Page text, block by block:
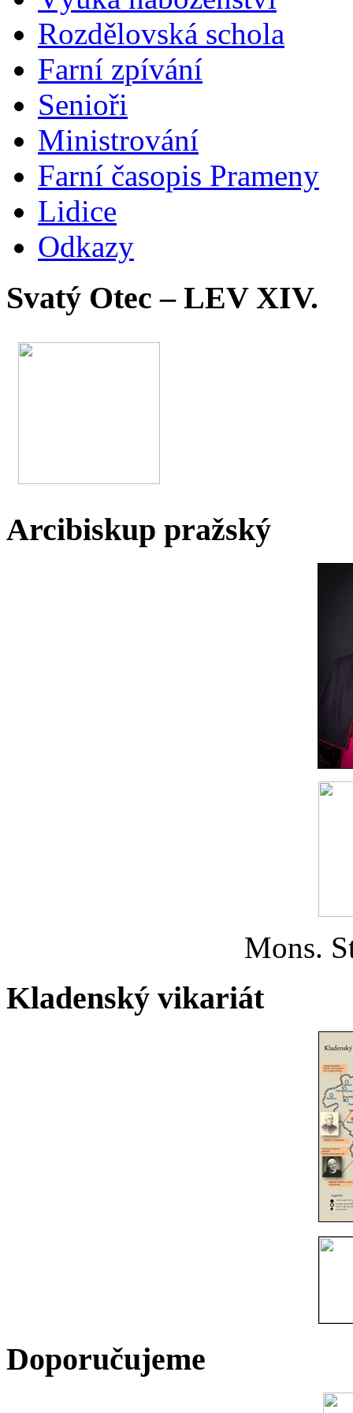
Rozdělovská schola
Farní zpívání
Senioři
Ministrování
Farní časopis Prameny
Lidice
Odkazy
Svatý Otec – LEV XIV.
Arcibiskup pražský
Mons.
Kladenský vikariát
Doporučujeme